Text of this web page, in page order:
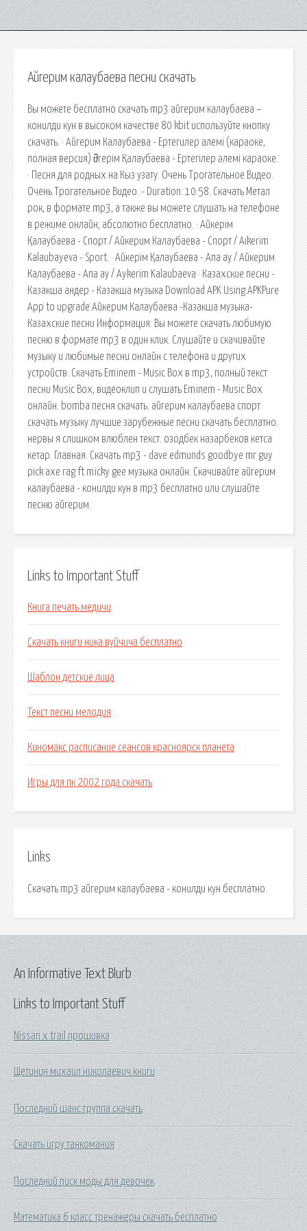
Айгерим калаубаева песни скачать
Вы можете бесплатно скачать mp3 айгерим калаубаева –
конилди кун в высоком качестве 80 kbit используйте кнопку
скачать. · Айгерим Калаубаева - Ертегилер алемі (караоке,
полная версия) Әйгерім Қалаубаева - Ертегілер әлемі караоке.
· Песня для родных на Кыз узату. Очень Трогательное Видео.
Очень Трогательное Видео. - Duration: 10:58. Скачать Метал
рок, в формате mp3, а также вы можете слушать на телефоне
в режиме онлайн, абсолютно бесплатно. · Айкерім
Қалаубаева - Спорт / Айкерим Калаубаева - Спорт / Aikerim
Kalaubayeva - Sport. · Айкерім Қалаубаева - Апа ау / Айкерим
Калаубаева - Апа ау / Aykerim Kalaubaeva · Казахские песни -
Казакша андер - Казакша музыка Download APK Using APKPure
App to upgrade Айкерим Калаубаева -Казакша музыка-
Казахские песни Информация: Вы можете скачать любимую
песню в формате mp3 в один клик. Слушайте и скачивайте
музыку и любимые песни онлайн с телефона и других
устройств. Скачать Eminem - Music Box в mp3, полный текст
песни Music Box, видеоклип и слушать Eminem - Music Box
онлайн. bomba песня скачать. айгерим калаубаева спорт
скачать музыку лучшие зарубежные песни скачать бесплатно.
нервы я слишком влюблен текст. озодбек назарбеков кетса
кетар. Главная. Скачать mp3 - dave edmunds goodbye mr guy
pick axe rag ft micky gee музыка онлайн. Скачивайте айгерим
калаубаева - конилди кун в mp3 бесплатно или слушайте
песню айгерим.
Links to Important Stuff
Книга печать медичи
Скачать книги ника вуйчича бесплатно
Шаблон детские лица
Текст песни мелодия
Киномакс расписание сеансов красноярск планета
Игры для пк 2002 года скачать
Links
Скачать mp3 айгерим калаубаева - конилди кун бесплатно.
Links to Important Stuff
Nissan x trail прошивка
Щетинин михаил николаевич книги
Последний шанс группа скачать
Скачать игру танкомания
Последний писк моды для девочек
Математика 6 класс тренажеры скачать бесплатно
An Informative Text Blurb